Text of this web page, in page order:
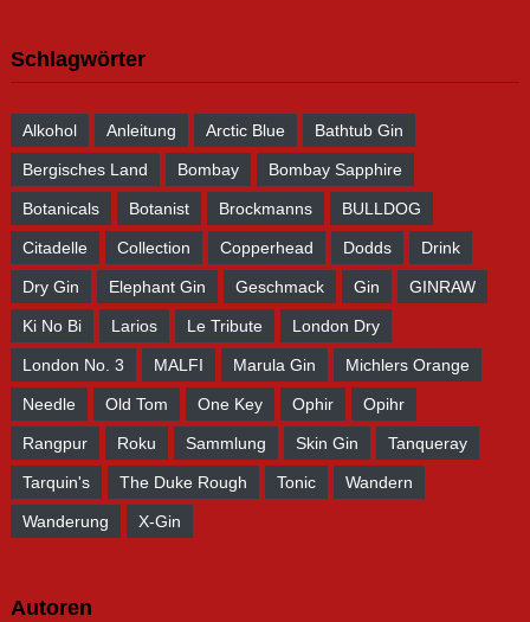
Schlagwörter
Alkohol Anleitung Arctic Blue Bathtub Gin
Bergisches Land Bombay Bombay Sapphire
Botanicals Botanist Brockmanns BULLDOG
Citadelle Collection Copperhead Dodds Drink
Dry Gin Elephant Gin Geschmack Gin GINRAW
Ki No Bi Larios Le Tribute London Dry
London No. 3 MALFI Marula Gin Michlers Orange
Needle Old Tom One Key Ophir Opihr
Rangpur Roku Sammlung Skin Gin Tanqueray
Tarquin's The Duke Rough Tonic Wandern
Wanderung X-Gin
Autoren